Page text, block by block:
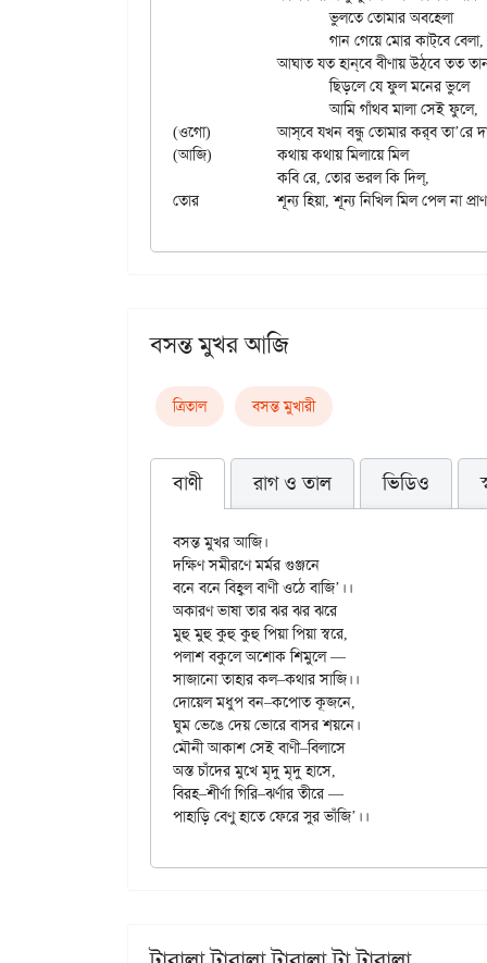
			ভুলতে তোমার অবহেলা
		আঘাত যত হান্‌বে বীণায় উঠ্‌বে তত তান।।
			ছিড়লে যে ফুল মনের ভুলে
			আমি গাঁথব মালা সেই ফুলে,
(ওগো)		আস্‌বে যখন বন্ধু তোমার কর্‌ব তা’রে দান।।
(আজি)		কথায় কথায় মিলায়ে মিল
		কবি রে, তোর ভরল কি দিল্‌,
বসন্ত মুখর আজি
ত্রিতাল বসন্ত মুখারী
বাণী রাগ ও তাল ভিডিও
বসন্ত মুখর আজি।
দক্ষিণ সমীরণে মর্মর গুঞ্জনে
বনে বনে বিহ্বল বাণী ওঠে বাজি’।।
অকারণ ভাষা তার ঝর ঝর ঝরে
মুহু মুহু কুহু কুহু পিয়া পিয়া স্বরে,
পলাশ বকুলে অশোক শিমুলে —
সাজানো তাহার কল–কথার সাজি।।
দোয়েল মধুপ বন–কপোত কূজনে,
ঘুম ভেঙে দেয় ভোরে বাসর শয়নে।
মৌনী আকাশ সেই বাণী–বিলাসে
অস্ত চাঁদের মুখে মৃদু মৃদু হাসে,
বিরহ–শীর্ণা গিরি–ঝর্ণার তীরে —